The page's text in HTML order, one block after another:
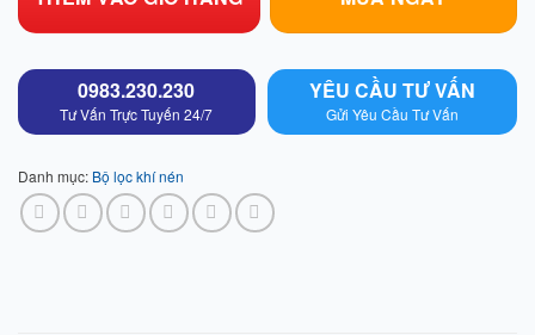
0983.230.230
Tư Vấn Trực Tuyến 24/7
YÊU CẦU TƯ VẤN
Gửi Yêu Cầu Tư Vấn
Danh mục: Bộ lọc khí nén